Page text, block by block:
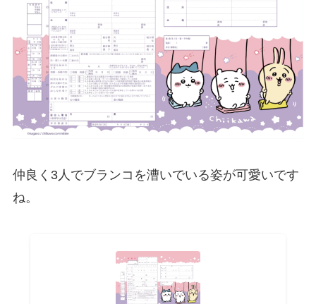
仲良く3人でブランコを漕いでいる姿が可愛いです
ね。